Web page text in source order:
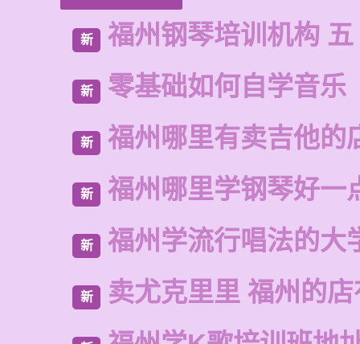
新 福州钢琴培训机构 五
新 零基础如何自学音乐
新 福州哪里有卖吉他的
新 福州哪里学钢琴好一
新 福州学流行唱法的大
新 卖尤克里里 福州的